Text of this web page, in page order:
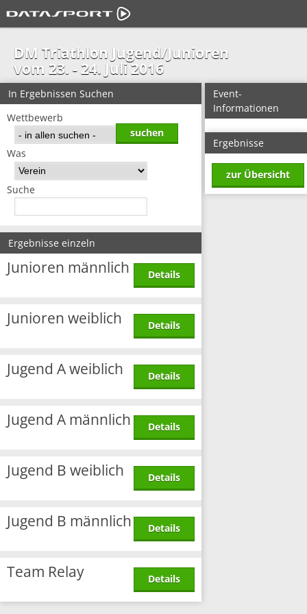
DM Triathlon Jugend/Junioren
vom 23. - 24. Juli 2016
In Ergebnissen Suchen
Wettbewerb
Was
Suche
Ergebnisse einzeln
Junioren männlich Details
Junioren weiblich Details
Jugend A weiblich Details
Jugend A männlich Details
Jugend B weiblich Details
Jugend B männlich Details
Team Relay Details
Event-
Informationen
Ergebnisse
zur Übersicht